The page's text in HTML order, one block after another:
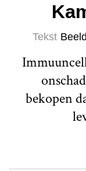
Tekst
bekopen